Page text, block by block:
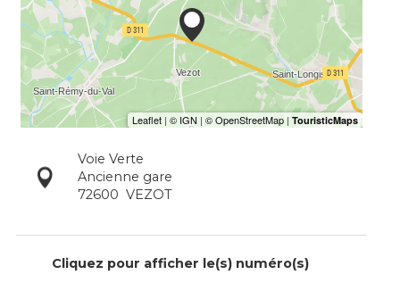
Voie Verte
Ancienne gare
72600 VEZOT
Cliquez pour afficher le(s) numéro(s)